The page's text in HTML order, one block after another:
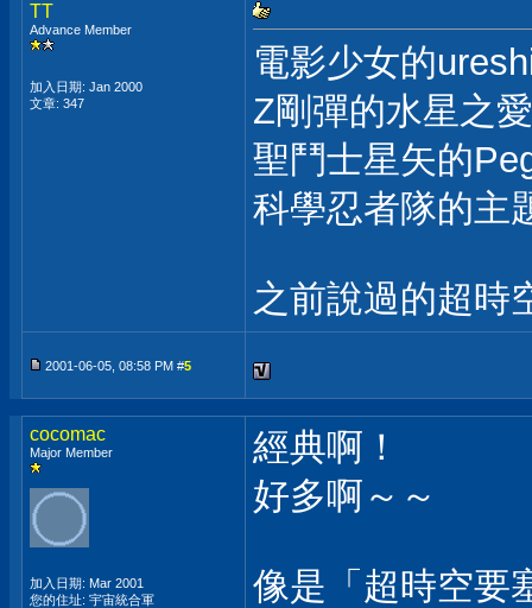
TT
Advance Member
加入日期: Jan 2000
文章: 347
電影少女的
Z剛彈的水星之
聖鬥士星矢的
科學忍者隊的主
之前說過的超時
2001-06-05, 08:58 PM #5
cocomac
Major Member
加入日期: Mar 2001
您的住址: 宇宙統合軍
經典啊！
好多啊～～
像是「超時空要